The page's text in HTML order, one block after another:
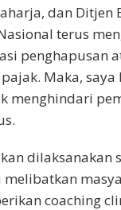
dan
terus
penghapusan
Maka,
menghindari
melibatkan
coaching